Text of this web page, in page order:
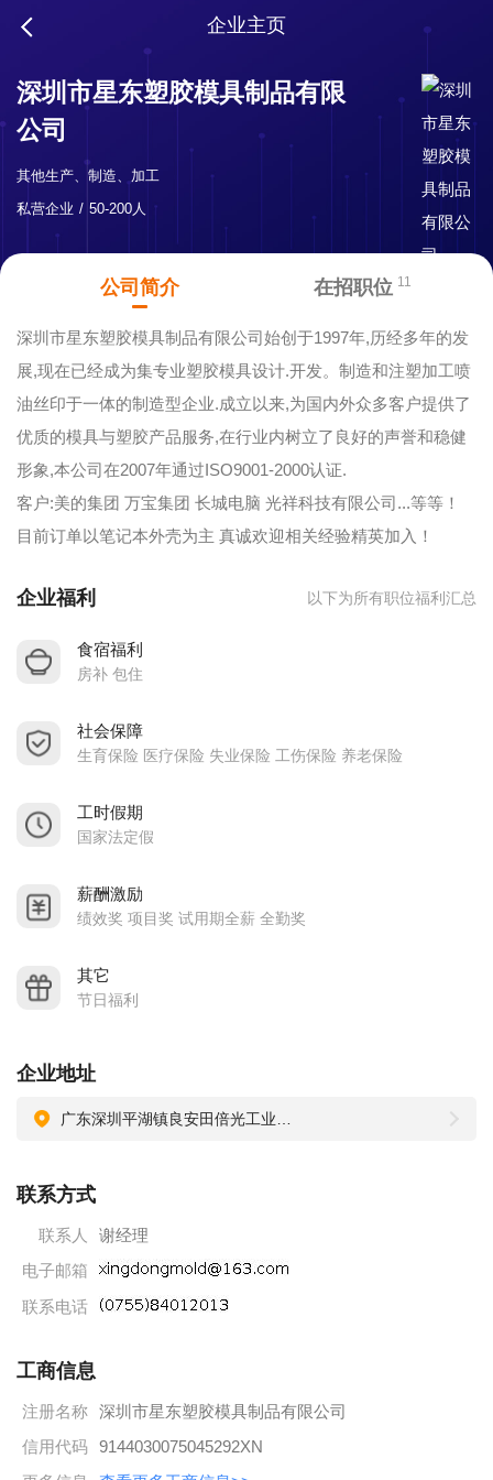
企业主页
深圳市星东塑胶模具制品有限
公司
其他生产、制造、加工
私营企业
50-200人
公司简介 在招职位 11
深圳市星东塑胶模具制品有限公司始创于1997年,历经多年的发
展,现在已经成为集专业塑胶模具设计.开发。制造和注塑加工喷
油丝印于一体的制造型企业.成立以来,为国内外众多客户提供了
优质的模具与塑胶产品服务,在行业内树立了良好的声誉和稳健
形象,本公司在2007年通过ISO9001-2000认证.
客户:美的集团 万宝集团 长城电脑 光祥科技有限公司...等等！
目前订单以笔记本外壳为主 真诚欢迎相关经验精英加入！
企业福利 以下为所有职位福利汇总
食宿福利
房补 包住
社会保障
生育保险 医疗保险 失业保险 工伤保险 养老保险
工时假期
国家法定假
薪酬激励
绩效奖 项目奖 试用期全薪 全勤奖
其它
节日福利
企业地址
联系方式
联系人
谢经理
电子邮箱
联系电话
工商信息
注册名称 深圳市星东塑胶模具制品有限公司
信用代码 9144030075045292XN